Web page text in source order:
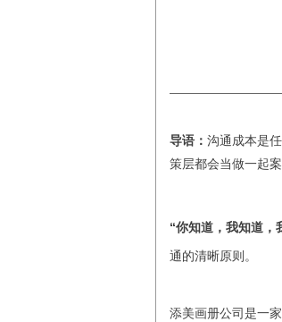
导语： 沟通成本是
策层都会当做一起案
“你知道，我知道，
通的清晰原则。
添美画册公司是一